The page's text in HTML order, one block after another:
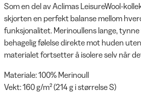
Som en del av Aclimas LeisureWool-
skjorten en perfekt balanse mellom
funksjonalitet. Merinoullens lange,
behagelig følelse direkte mot huden
materialet fortsetter å isolere selv når
Materiale: 100% Merinoull
Vekt: 160 g/m² (214 g i størrelse S)